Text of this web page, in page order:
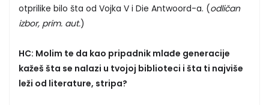
otprilike bilo šta od Vojka V i Die Antwoord-a. (odličan
izbor, prim. aut.)
HC: Molim te da kao pripadnik mlađe generacije
kažeš šta se nalazi u tvojoj biblioteci i šta ti najviše
leži od literature, stripa?